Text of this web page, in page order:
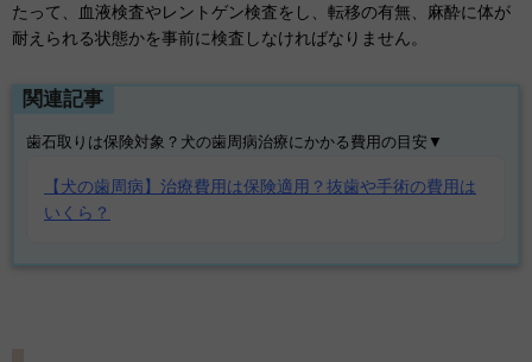
たって、血液検査やレントゲン検査をし、 転移の有無、 麻酔に体が
耐えられる状態かを事前に検査しなければなりません。
関連記事
歯石取りは保険対象？犬の歯周病治療にかかる費用の目安▼
【犬の歯周病】治療費用は保険適用？抜歯や手術の費用は
いくら？